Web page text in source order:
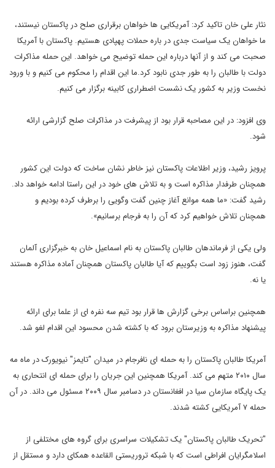
نثار علی خان تاکید کرد: آمریکایی ها خواهان برقراری صلح در پاکستان نیستند،
ما خواهان یک سیاست جدی در باره حملات پهپادی هستیم. پاکستان با آمریکا
صحبت می کند و از آنها درباره این حمله توضیح می خواهد. این حمله مذاکرات
دولت با طالبان را به طور جدی نابود کرد.ما این اقدام را محکوم می کنیم و با ورود
نخست وزیر به کشور یک نشست اضطراری کابینه برگزار می کنیم.
وی افزود: در این مصاحبه قرار بود از پیشرفت در مذاکرات صلح گزارشی ارائه
شود.
پرویز رشید، وزیر اطلاعات پاکستان نیز خاطر نشان ساخت که دولت این کشور
همچنان طرفدار مذاکره است و به تلاش های خود در این راستا ادامه خواهد داد.
رشید گفت: «ما همه موانع آغاز چنین گفت وگویی را برطرف کرده بودیم و
همچنان تلاش خواهیم کرد که آن را به فرجام برسانیم».
ولی یکی از فرماندهان طالبان پاکستان به نام اسماعیل خان به خبرگزاری آلمان
گفت، هنوز زود است بگوییم که آیا طالبان پاکستان همچنان آماده مذاکره هستند
یا نه.
همچنین براساس برخی گزارش ها قرار بود تیم سه نفره ای از علما برای ارائه
پیشنهاد مذاکره به وزیرستان برود که با کشته شدن محسود این اقدام لغو شد.
آمریکا طالبان پاکستان را به حمله ای نافرجام در میدان "تایمز" نیویورک در ماه مه
سال ۲۰۱۰ متهم می کند. آمریکا همچنین این جریان را برای حمله ای انتحاری به
یک پایگاه سازمان سیا در افغانستان در دسامبر سال ۲۰۰۹ مسئول می داند. در آن
حمله ۷ آمریکایی کشته شدند.
"تحریک طالبان پاکستان" یک تشکیلات سراسری برای گروه های مختلفی از
اسلامگرایان افراطی است که با شبکه تروریستی القاعده همکای دارد و مستقل از